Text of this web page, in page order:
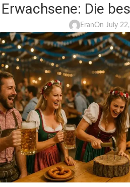
Erwachsene: Die
EranOn July